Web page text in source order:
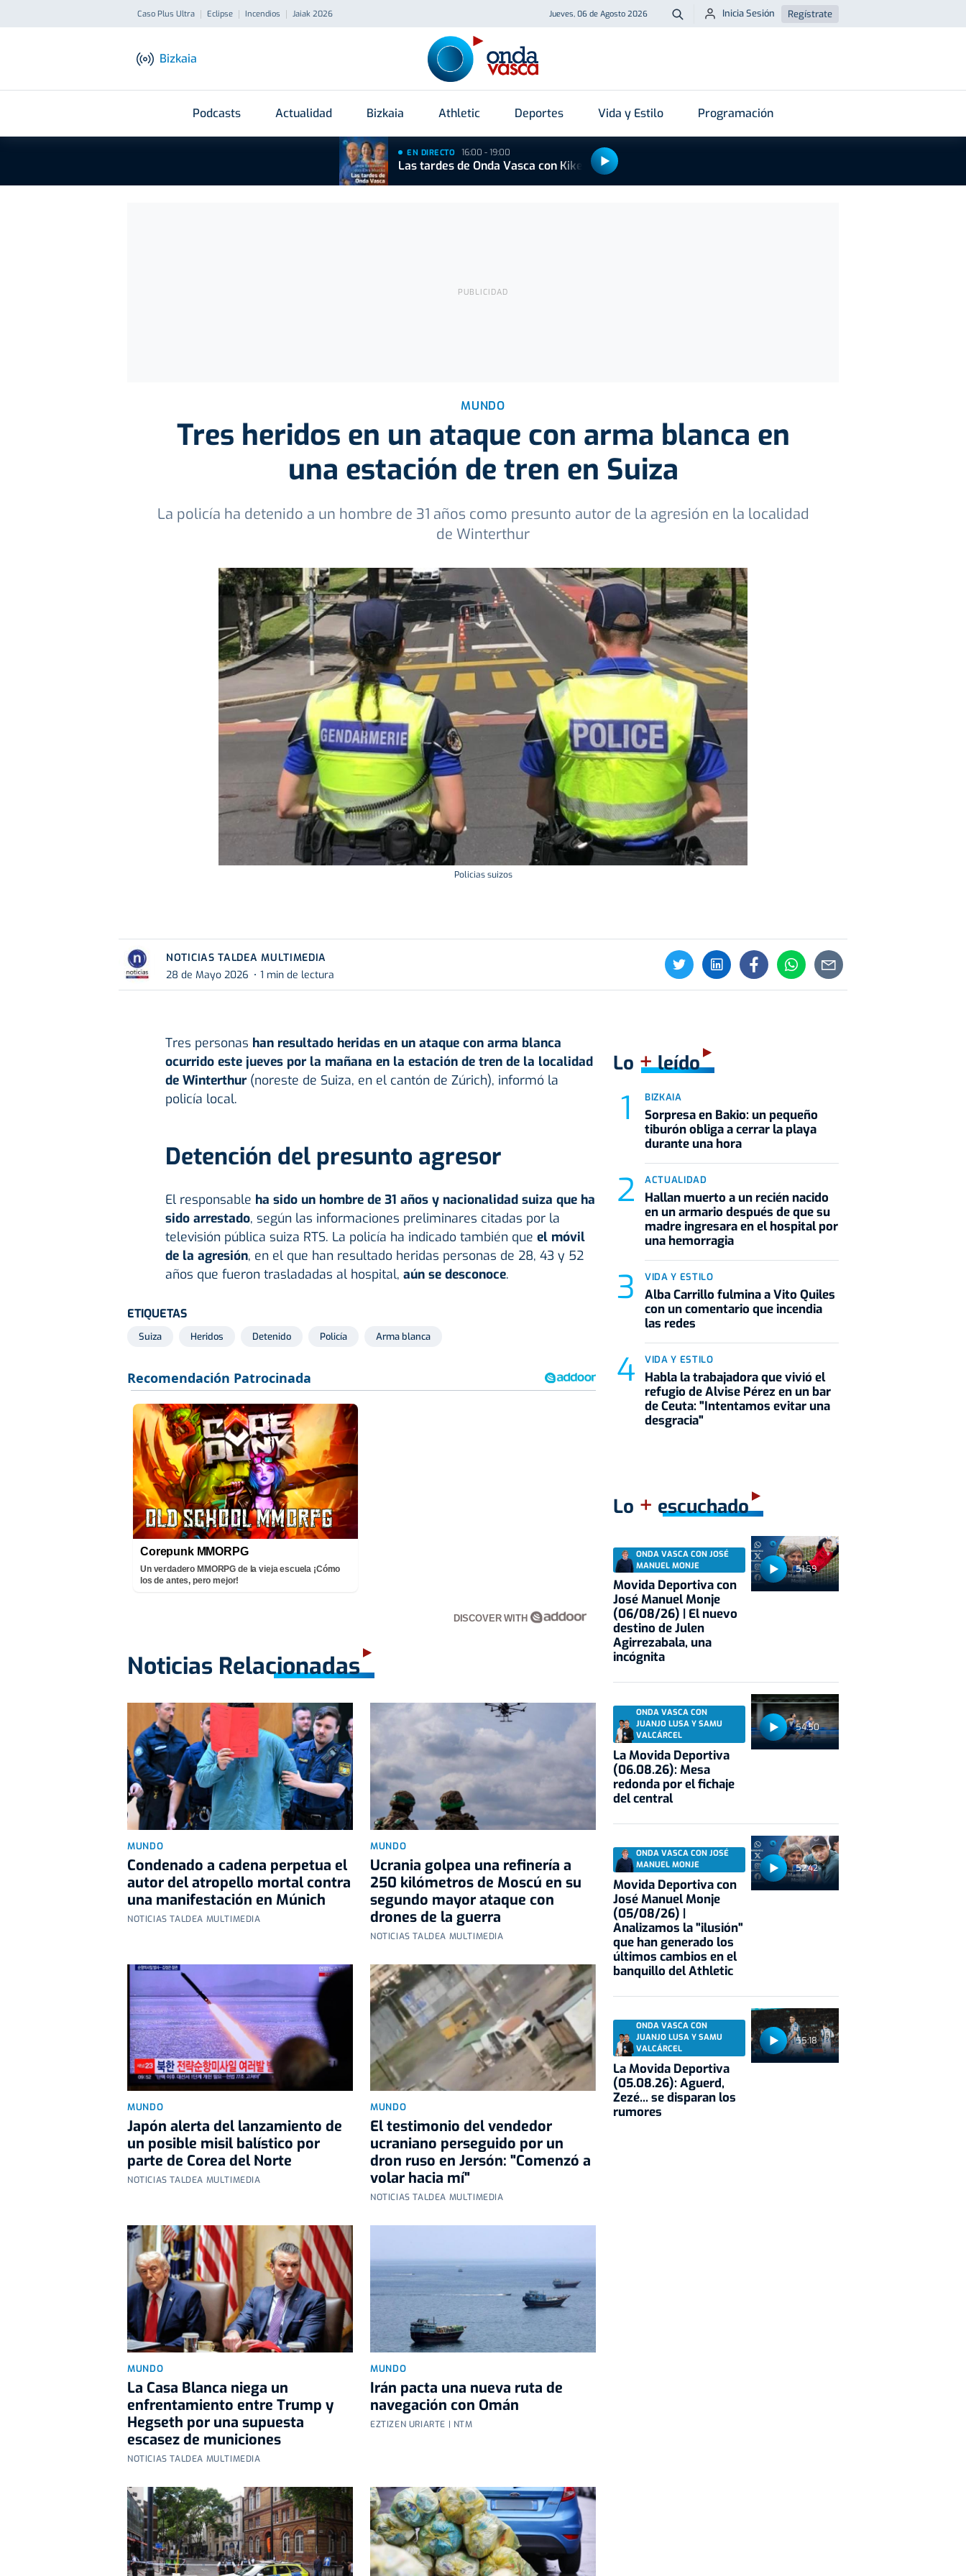
Caso Plus Ultra Eclipse Incendios Jaiak 2026 Jueves, 06 de Agosto 2026 Buscar
Inicia Sesión Regístrate
Bizkaia
Podcasts Actualidad Bizkaia Athletic Deportes Vida y Estilo Programación
EN DIRECTO 16:00 - 19:00
Las tardes de Onda Vasca con Kike Alonso
MUNDO
Tres heridos en un ataque con arma blanca en
una estación de tren en Suiza
La policía ha detenido a un hombre de 31 años como presunto autor de la agresión en la localidad
de Winterthur
Policias suizos
NOTICIAS TALDEA MULTIMEDIA
28 de Mayo 2026
1 min de lectura
Tres personas han resultado heridas en un ataque con arma blanca
ocurrido este jueves por la mañana en la estación de tren de la localidad
de Winterthur(noreste de Suiza, en el cantón de Zúrich), informó la
policía local.
Detención del presunto agresor
El responsable ha sido un hombre de 31 años y nacionalidad suiza que ha
sido arrestado, según las informaciones preliminares citadas por la
televisión pública suiza RTS. La policía ha indicado también que el móvil
de la agresión, en el que han resultado heridas personas de 28, 43 y 52
años que fueron trasladadas al hospital, aún se desconoce.
ETIQUETAS
Suiza Heridos Detenido Policía Arma blanca
Corepunk MMORPG
Un verdadero MMORPG de la vieja escuela ¡Cómo
los de antes, pero mejor!
DISCOVER WITH
Noticias Relacionadas
MUNDO
Condenado a cadena perpetua el
autor del atropello mortal contra
una manifestación en Múnich
NOTICIAS TALDEA MULTIMEDIA
MUNDO
Ucrania golpea una refinería a
250 kilómetros de Moscú en su
segundo mayor ataque con
drones de la guerra
NOTICIAS TALDEA MULTIMEDIA
MUNDO
Japón alerta del lanzamiento de
un posible misil balístico por
parte de Corea del Norte
NOTICIAS TALDEA MULTIMEDIA
MUNDO
El testimonio del vendedor
ucraniano perseguido por un
dron ruso en Jersón: "Comenzó a
volar hacia mí"
NOTICIAS TALDEA MULTIMEDIA
MUNDO
La Casa Blanca niega un
enfrentamiento entre Trump y
Hegseth por una supuesta
escasez de municiones
NOTICIAS TALDEA MULTIMEDIA
MUNDO
Irán pacta una nueva ruta de
navegación con Omán
EZTIZEN URIARTE | NTM
Lo +leído
BIZKAIA
Sorpresa en Bakio: un pequeño
tiburón obliga a cerrar la playa
durante una hora
ACTUALIDAD
Hallan muerto a un recién nacido
en un armario después de que su
madre ingresara en el hospital por
una hemorragia
VIDA Y ESTILO
Alba Carrillo fulmina a Vito Quiles
con un comentario que incendia
las redes
VIDA Y ESTILO
Habla la trabajadora que vivió el
refugio de Alvise Pérez en un bar
de Ceuta: "Intentamos evitar una
desgracia"
Lo + escuchado
51:59
ONDA VASCA CON JOSÉ
MANUEL MONJE
Movida Deportiva con
José Manuel Monje
(06/08/26) | El nuevo
destino de Julen
Agirrezabala, una
incógnita
54:50
ONDA VASCA CON
JUANJO LUSA Y SAMU
VALCÁRCEL
La Movida Deportiva
(06.08.26): Mesa
redonda por el fichaje
del central
52:42
ONDA VASCA CON JOSÉ
MANUEL MONJE
Movida Deportiva con
José Manuel Monje
(05/08/26) |
Analizamos la "ilusión"
que han generado los
últimos cambios en el
banquillo del Athletic
55:18
ONDA VASCA CON
JUANJO LUSA Y SAMU
VALCÁRCEL
La Movida Deportiva
(05.08.26): Aguerd,
Zezé... se disparan los
rumores